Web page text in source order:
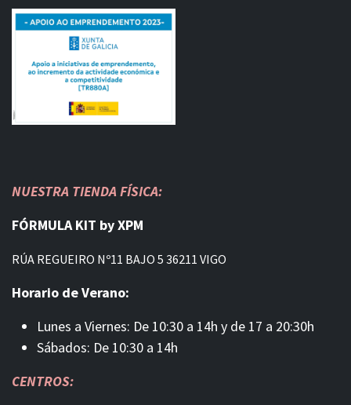
NUESTRA TIENDA FÍSICA:
FÓRMULA KIT by XPM
RÚA REGUEIRO Nº11 BAJO 5 36211 VIGO
Horario de Verano:
Lunes a Viernes: De 10:30 a 14h y de 17 a 20:30h
Sábados: De 10:30 a 14h
CENTROS: